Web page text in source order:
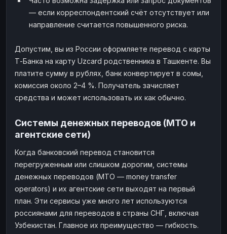
— если корреспондентский счёт отсутствует или
направление считается повышенного риска.
Допустим, вы из России оформляете перевод с карты
Т-Банка на карту Uzcard родственника в Ташкенте. Вы
платите сумму в рублях, банк конвертирует в сомы,
комиссия около 2–4 %. Получатель зачисляет
средства и может использовать их как обычно.
Системы денежных переводов (MTO и
агентские сети)
Когда банковский перевод становится
перегруженным или слишком дорогим, системы
денежных переводов (MTO — money transfer
operators) и их агентские сети выходят на первый
план. Эти сервисы уже много лет используются
россиянами для переводов в страны СНГ, включая
Узбекистан. Главное их преимущество — гибкость.